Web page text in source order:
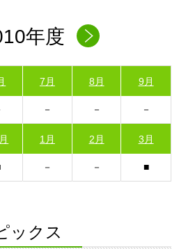
年度
7月 8月 9月
1月 2月 3月
ックス